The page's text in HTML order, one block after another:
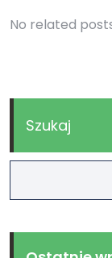
No related
Szukaj